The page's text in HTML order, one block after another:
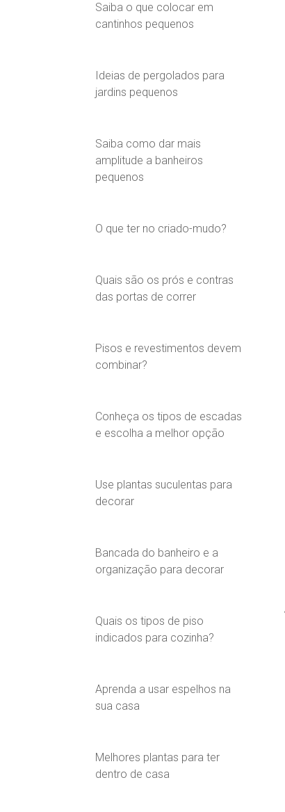
Saiba o que colocar em
cantinhos pequenos
Ideias de pergolados para
jardins pequenos
Saiba como dar mais
amplitude a banheiros
pequenos
O que ter no criado-mudo?
Quais são os prós e contras
das portas de correr
Pisos e revestimentos devem
combinar?
Conheça os tipos de escadas
e escolha a melhor opção
Use plantas suculentas para
decorar
Bancada do banheiro e a
organização para decorar
Quais os tipos de piso
indicados para cozinha?
Aprenda a usar espelhos na
sua casa
Melhores plantas para ter
dentro de casa